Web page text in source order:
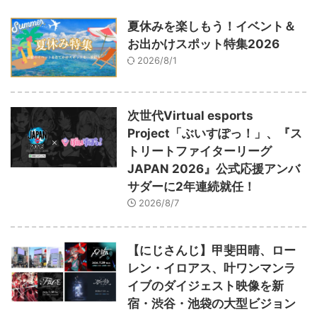
夏休みを楽しもう！イベント＆
お出かけスポット特集2026
2026/8/1
次世代Virtual esports
Project「ぶいすぽっ！」、『ス
トリートファイターリーグ
JAPAN 2026』公式応援アンバ
サダーに2年連続就任！
2026/8/7
【にじさんじ】甲斐田晴、ロー
レン・イロアス、叶ワンマンラ
イブのダイジェスト映像を新
宿・渋谷・池袋の大型ビジョン